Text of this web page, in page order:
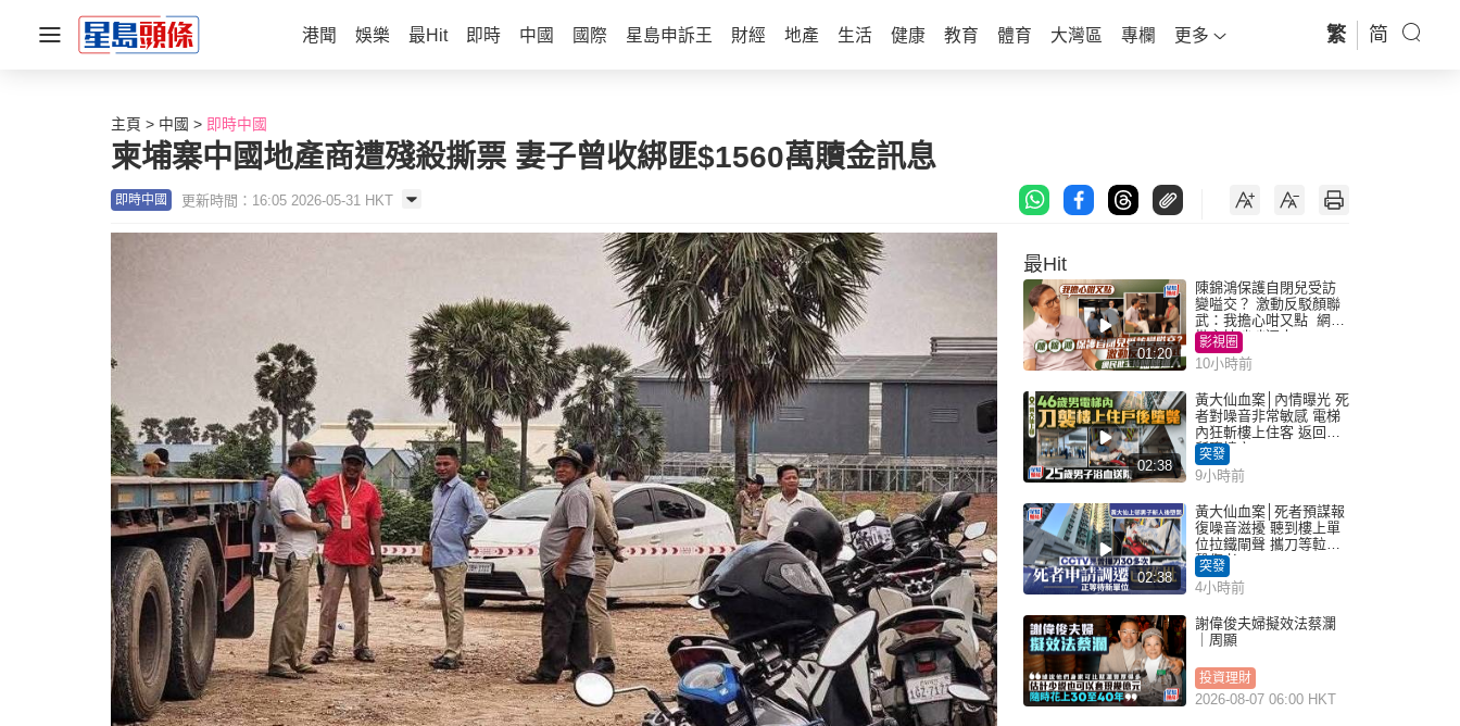
港聞 娛樂 最Hit 即時 中國 國際 星島申訴王 財經 地產 生活 健康 教育 體育 大灣區 專欄 更多 繁 简
主頁 中國 即時中國
柬埔寨中國地產商遭殘殺撕票 妻子曾收綁匪$1560萬贖金訊息
即時中國 更新時間：16:05 2026-05-31 HKT
最Hit
01:20
陳錦鴻保護自閉兒受訪
變嗌交？ 激動反駁顏聯
武：我擔心咁又點 網民
批主持咄咄逼人
影視圈
10小時前
02:38
黃大仙血案│內情曝光 死
者對噪音非常敏感 電梯
內狂斬樓上住客 返回住
所墮樓亡
突發
9小時前
02:38
黃大仙血案│死者預謀報
復噪音滋擾 聽到樓上單
位拉鐵閘聲 攜刀等𨋢伏
擊傷者
突發
4小時前
謝偉俊夫婦擬效法蔡瀾
｜周顯
投資理財
2026-08-07 06:00 HKT